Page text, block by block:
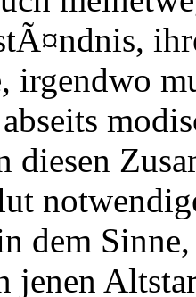
irgendwo
diesen
dem
jenen